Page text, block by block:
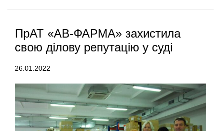
ПрАТ «АВ-ФАРМА» захистила
свою ділову репутацію у суді
26.01.2022